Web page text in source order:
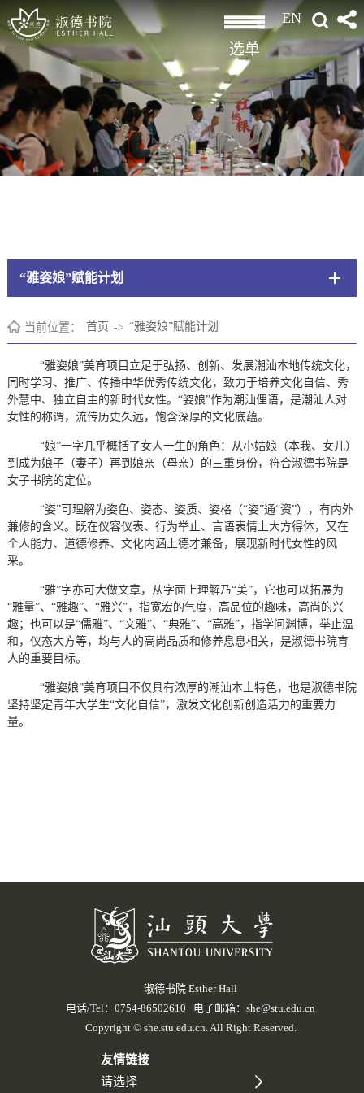
选单
EN
“雅姿娘”赋能计划
当前位置： 首页 -> “雅姿娘”赋能计划
“雅姿娘”美育项目立足于弘扬、创新、发展潮汕本地传统文化，
同时学习、推广、传播中华优秀传统文化，致力于培养文化自信、秀
外慧中、独立自主的新时代女性。“姿娘”作为潮汕俚语，是潮汕人对
女性的称谓，流传历史久远，饱含深厚的文化底蕴。
“娘”一字几乎概括了女人一生的角色：从小姑娘（本我、女儿）
到成为娘子（妻子）再到娘亲（母亲）的三重身份，符合淑德书院是
女子书院的定位。
“姿”可理解为姿色、姿态、姿质、姿格（“姿”通“资”），有内外
兼修的含义。既在仪容仪表、行为举止、言语表情上大方得体，又在
个人能力、道德修养、文化内涵上德才兼备，展现新时代女性的风
采。
“雅”字亦可大做文章，从字面上理解乃“美”，它也可以拓展为
“雅量”、“雅趣”、“雅兴”，指宽宏的气度，高品位的趣味，高尚的兴
趣；也可以是“儒雅”、“文雅”、“典雅”、“高雅”，指学问渊博，举止温
和，仪态大方等，均与人的高尚品质和修养息息相关，是淑德书院育
人的重要目标。
“雅姿娘”美育项目不仅具有浓厚的潮汕本土特色，也是淑德书院
坚持坚定青年大学生“文化自信”，激发文化创新创造活力的重要力
量。
淑德书院 Esther Hall
电话/Tel：0754-86502610 电子邮箱：she@stu.edu.cn
Copyright © she.stu.edu.cn. All Right Reserved.
友情链接
请选择